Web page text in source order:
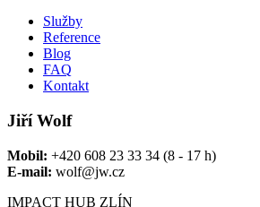
Služby
Reference
Blog
FAQ
Kontakt
Jiří Wolf
Mobil: +420 608 23 33 34 (8 - 17 h)
E-mail: wolf@jw.cz
IMPACT HUB ZLÍN